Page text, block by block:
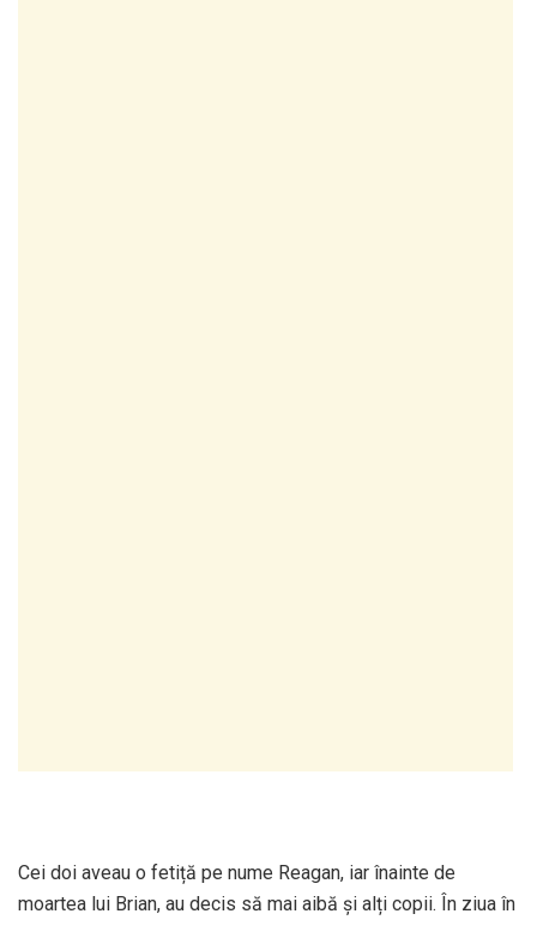
Cei doi aveau o fetiță pe nume Reagan, iar înainte de
moartea lui Brian, au decis să mai aibă și alți copii. În ziua în